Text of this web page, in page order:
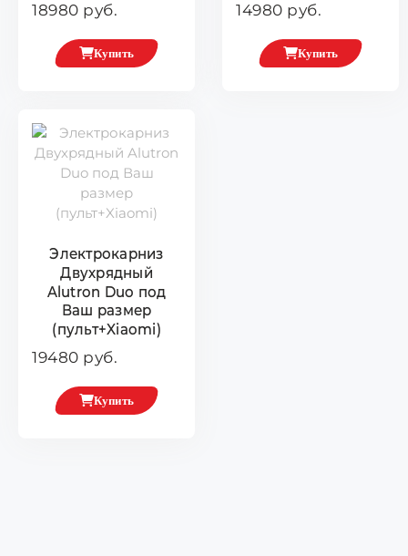
18980 руб.
Купить
14980 руб.
Купить
Электрокарниз
Двухрядный
Alutron Duo под
Ваш размер
(пульт+Xiaomi)
19480 руб.
Купить